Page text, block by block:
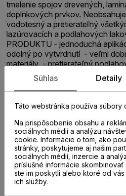
tmelenie spojov drevených,
doplnkových prvkov.
vodotesný a pretierateľný
lazúrovacích a podlahových
PRODUKTU - jednoduchá
odolný po vytvrdnutí - veľmi
materiály - pretierateľný
POUŽITIA - tmelenie spojov s
obvodových podlahových líšt -
drevenými parketami
spojovací tmel medzi prvkami
PRACOVNÝ POSTUP Pracovný
technickom liste
Súhlas Detaily
Táto webstránka používa súbory
Na prispôsobenie obsahu a
sociálnych médií a analýzu
cookie. Informácie o tom, ako
stránky, poskytujeme aj našim
sociálnych médií, inzercie a
príslušné informácie skombinovať
ste im poskytli alebo ktoré od
ich služby.